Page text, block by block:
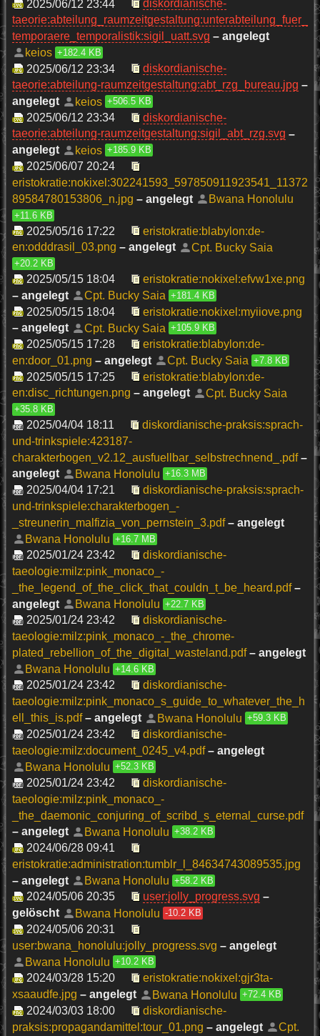
2025/06/12 23:44
diskordianische-
taeorie:abteilung_raumzeitgestaltung:unterabteilung_fuer_
temporaere_temporalistik:sigil_uatt.svg – angelegt
keios +182.4 KB
2025/06/12 23:34
diskordianische-
taeorie:abteilung-raumzeitgestaltung:abt_rzg_bureau.jpg –
angelegt
keios +506.5 KB
2025/06/12 23:34
diskordianische-
taeorie:abteilung-raumzeitgestaltung:sigil_abt_rzg.svg –
angelegt
keios +185.9 KB
2025/06/07 20:24
eristokratie:nokixel:302241593_597850911923541_11372
89584780153806_n.jpg – angelegt Bwana Honolulu
+11.6 KB
2025/05/16 17:22
eristokratie:blabylon:de-
en:odddrasil_03.png – angelegt Cpt. Bucky Saia
+20.2 KB
2025/05/15 18:04
eristokratie:nokixel:efvw1xe.png
– angelegt
Cpt. Bucky Saia +181.4 KB
2025/05/15 18:04
eristokratie:nokixel:myiiove.png
– angelegt
Cpt. Bucky Saia +105.9 KB
2025/05/15 17:28
eristokratie:blabylon:de-
en:door_01.png – angelegt Cpt. Bucky Saia +7.8 KB
2025/05/15 17:25
eristokratie:blabylon:de-
en:disc_richtungen.png – angelegt Cpt. Bucky Saia
+35.8 KB
2025/04/04 18:11
diskordianische-praksis:sprach-
und-trinkspiele:423187-
charakterbogen_v2.12_ausfuellbar_selbstrechnend_.pdf –
angelegt
Bwana Honolulu +16.3 MB
2025/04/04 17:21
diskordianische-praksis:sprach-
und-trinkspiele:charakterbogen_-
_streunerin_malfizia_von_pernstein_3.pdf – angelegt
Bwana Honolulu +16.7 MB
2025/01/24 23:42
diskordianische-
taeologie:milz:pink_monaco_-
_the_legend_of_the_click_that_couldn_t_be_heard.pdf –
angelegt
Bwana Honolulu +22.7 KB
2025/01/24 23:42
diskordianische-
taeologie:milz:pink_monaco_-_the_chrome-
plated_rebellion_of_the_digital_wasteland.pdf – angelegt
Bwana Honolulu +14.6 KB
2025/01/24 23:42
diskordianische-
taeologie:milz:pink_monaco_s_guide_to_whatever_the_h
ell_this_is.pdf – angelegt Bwana Honolulu +59.3 KB
2025/01/24 23:42
diskordianische-
taeologie:milz:document_0245_v4.pdf – angelegt
Bwana Honolulu +52.3 KB
2025/01/24 23:42
diskordianische-
taeologie:milz:pink_monaco_-
_the_daemonic_conjuring_of_scribd_s_eternal_curse.pdf
– angelegt
Bwana Honolulu +38.2 KB
2024/06/28 09:41
eristokratie:administration:tumblr_l_84634743089535.jpg
– angelegt
Bwana Honolulu +58.2 KB
2024/05/06 20:35 user:jolly_progress.svg –
gelöscht
Bwana Honolulu -10.2 KB
2024/05/06 20:31
user:bwana_honolulu:jolly_progress.svg – angelegt
Bwana Honolulu +10.2 KB
2024/03/28 15:20
eristokratie:nokixel:gjr3ta-
xsaaudfe.jpg – angelegt Bwana Honolulu +72.4 KB
2024/03/03 18:00
diskordianische-
praksis:propagandamittel:tour_01.png – angelegt
Cpt.